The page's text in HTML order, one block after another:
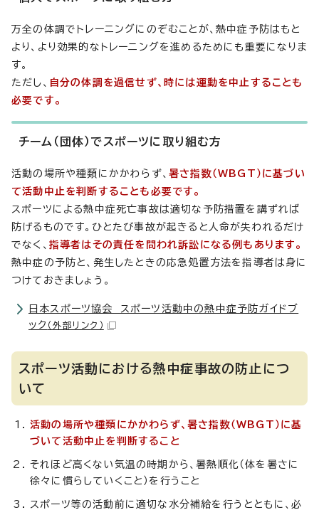
万全の体調でトレーニングにのぞむことが、熱中症予防はもと
より、より効果的なトレーニングを進めるためにも重要になりま
す。
ただし、 自分の体調を過信せず、時には運動を中止することも
必要です。
チーム（団体）でスポーツに取り組む方
活動の場所や種類にかかわらず、 暑さ指数（WBGT）に基づい
て活動中止を判断することも必要です。
スポーツによる熱中症死亡事故は適切な予防措置を講ずれば
防げるものです。ひとたび事故が起きると人命が失われるだけ
でなく、 指導者はその責任を問われ訴訟になる例もあります。
熱中症の予防と、発生したときの応急処置方法を指導者は身に
つけておきましょう。
日本スポーツ協会 スポーツ活動中の熱中症予防ガイドブ
ック （外部リンク）
スポーツ活動における熱中症事故の防止につ
いて
活動の場所や種類にかかわらず、暑さ指数（WBGT）に基
づいて活動中止を判断すること
それほど高くない気温の時期から、暑熱順化（体を暑さに
徐々に慣らしていくこと）を行うこと
スポーツ等の活動前に適切な水分補給を行うとともに、必